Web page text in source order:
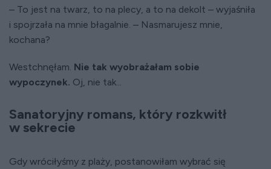
– To jest na twarz, to na plecy, a to na dekolt – wyjaśniła
i spojrzała na mnie błagalnie. – Nasmarujesz mnie,
kochana?
Westchnęłam. Nie tak wyobrażałam sobie
wypoczynek. Oj, nie tak...
Sanatoryjny romans, który rozkwitł
w sekrecie
Gdy wróciłyśmy z plaży, postanowiłam wybrać się